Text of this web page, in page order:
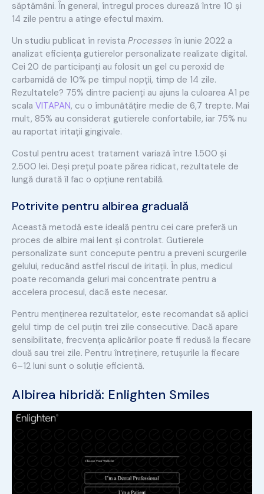
săptămâni. În general, întregul proces durează între 10 și
14 zile pentru a atinge efectul maxim.
Un studiu publicat în revista Processes în iunie 2022 a
analizat eficiența gutierelor personalizate realizate digital.
Cei 20 de participanți au folosit un gel cu peroxid de
carbamidă de 10% pe timpul nopții, timp de 14 zile.
Rezultatele? 75% dintre pacienți au ajuns la culoarea A1 pe
scala VITAPAN, cu o îmbunătățire medie de 6,7 trepte. Mai
mult, 85% au considerat gutierele confortabile, iar 75% nu
au raportat iritații gingivale.
Costul pentru acest tratament variază între 1.500 și
2.500 lei. Deși prețul poate părea ridicat, rezultatele de
lungă durată îl fac o opțiune rentabilă.
Potrivite pentru albirea graduală
Această metodă este ideală pentru cei care preferă un
proces de albire mai lent și controlat. Gutierele
personalizate sunt concepute pentru a preveni scurgerile
gelului, reducând astfel riscul de iritații. În plus, medicul
poate recomanda geluri mai concentrate pentru a
accelera procesul, dacă este necesar.
Pentru menținerea rezultatelor, este recomandat să aplici
gelul timp de cel puțin trei zile consecutive. Dacă apare
sensibilitate, frecvența aplicărilor poate fi redusă la fiecare
două sau trei zile. Pentru întreținere, retușurile la fiecare
6–12 luni sunt o soluție eficientă.
Albirea hibridă: Enlighten Smiles